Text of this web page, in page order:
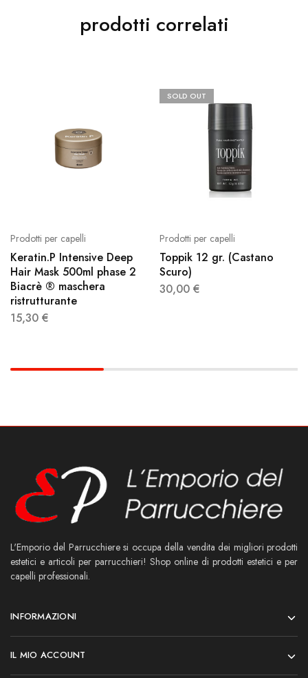
prodotti correlati
Prodotti per capelli
Keratin.P Intensive Deep
Hair Mask 500ml phase 2
Biacrè ® maschera
ristrutturante
15,30 €
SOLD OUT
Prodotti per capelli
Toppik 12 gr. (Castano
Scuro)
30,00 €
L'Emporio del Parrucchiere si occupa della vendita dei migliori prodotti
estetici e articoli per parrucchieri! Shop online di prodotti estetici e per
capelli professionali.
INFORMAZIONI
IL MIO ACCOUNT